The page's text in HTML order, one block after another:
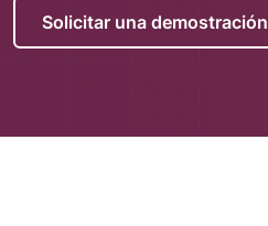
Solicitar una demostración